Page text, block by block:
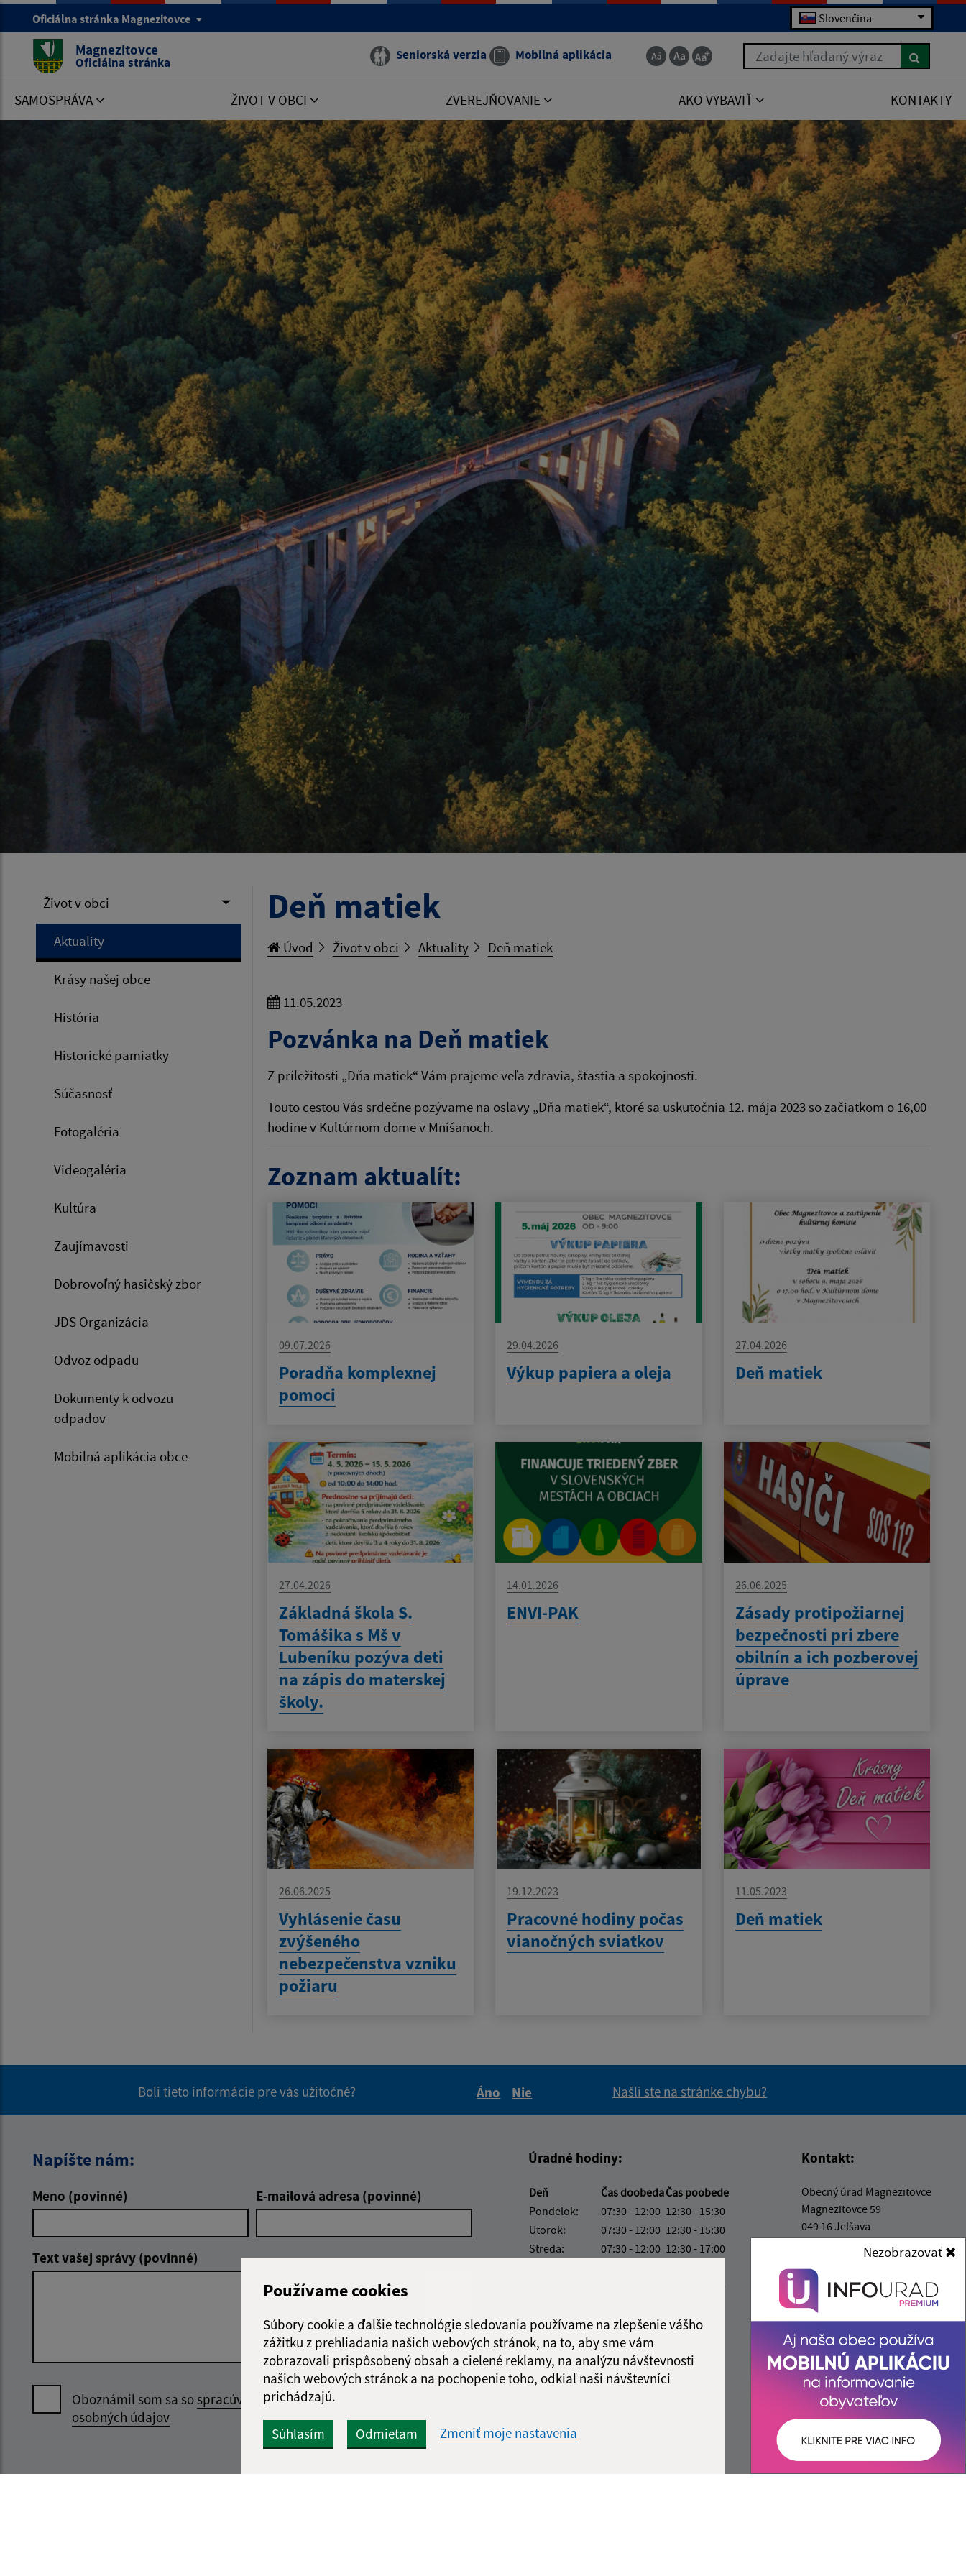
Používame cookies
Súbory cookie a ďalšie technológie sledovania používame na zlepšenie vášho
zážitku z prehliadania našich webových stránok, na to, aby sme vám
zobrazovali prispôsobený obsah a cielené reklamy, na analýzu návštevnosti
našich webových stránok a na pochopenie toho, odkiaľ naši návštevníci
prichádzajú.
Súhlasím Odmietam Zmeniť moje nastavenia
Nezobrazovať
Oficiálna stránka Magnezitovce Slovenčina
Magnezitovce
Oficiálna stránka Seniorská verzia Mobilná aplikácia Zadajte hľadaný výraz
SAMOSPRÁVA ŽIVOT V OBCI ZVEREJŇOVANIE AKO VYBAVIŤ KONTAKTY
Život v obci
Aktuality
Krásy našej obce
História
Historické pamiatky
Súčasnosť
Fotogaléria
Videogaléria
Kultúra
Zaujímavosti
Dobrovoľný hasičský zbor
JDS Organizácia
Odvoz odpadu
Dokumenty k odvozu
odpadov
Mobilná aplikácia obce
Deň matiek
Úvod Život v obci Aktuality Deň matiek
11.05.2023
Pozvánka na Deň matiek
Z príležitosti „Dňa matiek“ Vám prajeme veľa zdravia, šťastia a spokojnosti.
Touto cestou Vás srdečne pozývame na oslavy „Dňa matiek“, ktoré sa uskutočnia 12. mája 2023 so začiatkom o 16,00
hodine v Kultúrnom dome v Mníšanoch.
Zoznam aktualít:
09.07.2026
Poradňa komplexnej
pomoci
29.04.2026
Výkup papiera a oleja
27.04.2026
Deň matiek
27.04.2026
Základná škola S.
Tomášika s Mš v
Lubeníku pozýva deti
na zápis do materskej
školy.
14.01.2026
ENVI-PAK
26.06.2025
Zásady protipožiarnej
bezpečnosti pri zbere
obilnín a ich pozberovej
úprave
26.06.2025
Vyhlásenie času
zvýšeného
nebezpečenstva vzniku
požiaru
19.12.2023
Pracovné hodiny počas
vianočných sviatkov
11.05.2023
Deň matiek
Boli tieto informácie pre vás užitočné?
Áno
Nie
Našli ste na stránke chybu?
Napíšte nám:
Meno (povinné) E-mailová adresa (povinné)
Text vašej správy (povinné)
Oboznámil som sa sospracúvaním
osobných údajov
Google reCaptcha Response
Úradné hodiny:
Deň Čas doobedaČas poobede
Pondelok:
07:30 - 12:00 12:30 - 15:30
Utorok:
07:30 - 12:00 12:30 - 15:30
Streda:
07:30 - 12:00 12:30 - 17:00
12:30 - 14:00
Kontakt:
Obecný úrad Magnezitovce
Magnezitovce 59
049 16 Jelšava
info@magnezitovce.sk
+421 58 448 27 70
IČO: 00328511